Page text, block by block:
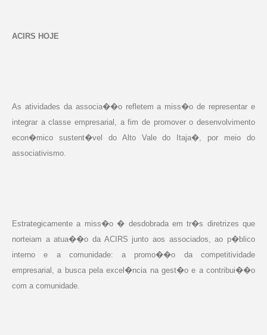
ACIRS HOJE
As atividades da associa��o refletem a miss�o de representar e
integrar a classe empresarial, a fim de promover o desenvolvimento
econ�mico sustent�vel do Alto Vale do Itaja�, por meio do
associativismo.
Estrategicamente a miss�o � desdobrada em tr�s diretrizes que
norteiam a atua��o da ACIRS junto aos associados, ao p�blico
interno e a comunidade: a promo��o da competitividade
empresarial, a busca pela excel�ncia na gest�o e a contribui��o
com a comunidade.